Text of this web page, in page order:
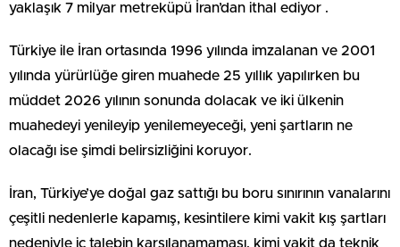
yaklaşık 7 milyar metreküpü İran’dan ithal ediyor .
Türkiye ile İran ortasında 1996 yılında imzalanan ve 2001
yılında yürürlüğe giren muahede 25 yıllık yapılırken bu
müddet 2026 yılının sonunda dolacak ve iki ülkenin
muahedeyi yenileyip yenilemeyeceği, yeni şartların ne
olacağı ise şimdi belirsizliğini koruyor.
İran, Türkiye’ye doğal gaz sattığı bu boru sınırının vanalarını
çeşitli nedenlerle kapamış, kesintilere kimi vakit kış şartları
nedeniyle iç talebin karşılanamaması, kimi vakit da teknik